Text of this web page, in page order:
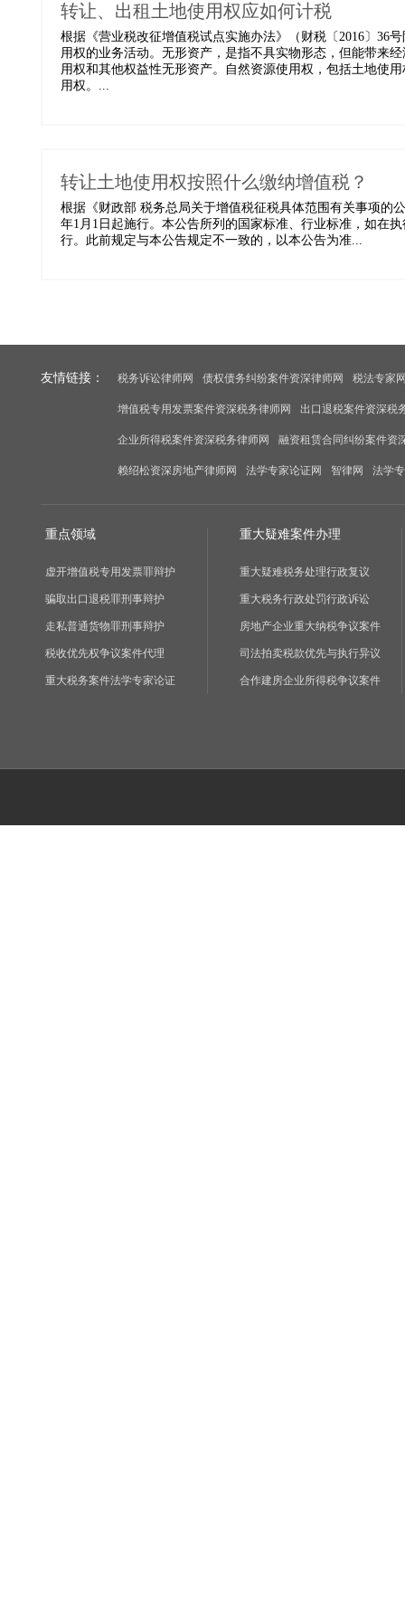
转让、出租土地使用权应如何计税
根据《营业税改征增值税试点实施办法》（财税〔2016〕36
用权的业务活动。无形资产，是指不具实物形态，但能带来
用权和其他权益性无形资产。自然资源使用权，包括土地使
用权。...
转让土地使用权按照什么缴纳增值税？
根据《财政部 税务总局关于增值税征税具体范围有关事项的
年1月1日起施行。本公告所列的国家标准、行业标准，如在
行。此前规定与本公告规定不一致的，以本公告为准...
友情链接： 税务诉讼律师网 债权债务纠纷案件资深律师网 税法专家
增值税专用发票案件资深税务律师网 出口退税案件资深税
企业所得税案件资深税务律师网 融资租赁合同纠纷案件资
赖绍松资深房地产律师网 法学专家论证网 智律网 法学
重点领域
虚开增值税专用发票罪辩护
骗取出口退税罪刑事辩护
走私普通货物罪刑事辩护
税收优先权争议案件代理
重大税务案件法学专家论证
重大疑难案件办理
重大疑难税务处理行政复议
重大税务行政处罚行政诉讼
房地产企业重大纳税争议案件
司法拍卖税款优先与执行异议
合作建房企业所得税争议案件